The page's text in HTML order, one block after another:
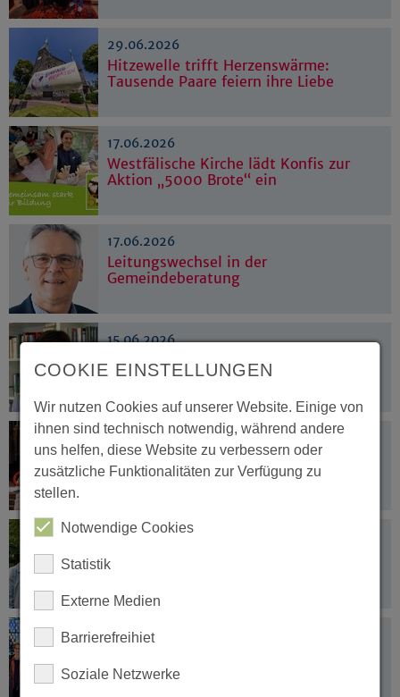
29.06.2026
Hitzewelle trifft Herzenswärme:
Tausende Paare feiern ihre Liebe
17.06.2026
Westfälische Kirche lädt Konfis zur
Aktion „5000 Brote“ ein
17.06.2026
Leitungswechsel in der
Gemeindeberatung
15.06.2026
„Sie sind mir Ansporn und
Ermutigung“
05.06.2026
Die Namen nennen
03.06.2026
Bronzekreuz für Dr. Uwe Gryczan
03.06.2026
Kirchenmusiker schließen C-
COOKIE EINSTELLUNGEN
Wir nutzen Cookies auf unserer Website. Einige von
ihnen sind technisch notwendig, während andere
uns helfen, diese Website zu verbessern oder
zusätzliche Funktionalitäten zur Verfügung zu
stellen.
Notwendige Cookies
Statistik
Externe Medien
Barrierefreihiet
Soziale Netzwerke